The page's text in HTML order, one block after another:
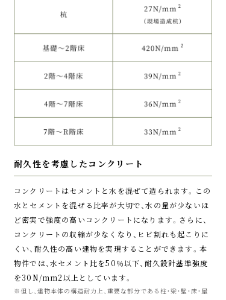
耐久性を考慮したコンクリート
コンクリートはセメントと水を混ぜて造られます。この
水とセメントを混ぜる比率が大切で、水の量が少ないほ
ど密実で強度の高いコンクリートになります。さらに、
コンクリートの収縮が少なくなり、ヒビ割れも起こりに
くい、耐久性の高い建物を実現することができます。本
物件では、水セメント比を50％以下、耐久設計基準強度
を30N/mm2以上としています。
※但し、建物本体の構造耐力上、重要な部分である柱・梁・壁・床・屋
もつサッシ（国土交通省認
定品）を使用しています。
況を確認し、警備会社から
消防等、関係機関への通報
を行います。
カラーモニターインターホン
(参考写真)
火災発生時の警報
火災を感知すると、リビン
ニターインターホンにて
音声警報音が、玄関子機で
は警報表示灯が点滅し報
知鳴動します。
漏電遮断器(参考写真)
漏電火災を防ぐ
漏電火災を防ぐために各
置しています。漏電が発
生した場合、ブレーカーが
落ちて漏電火災を防ぐ対
策をしています。
ハンズフリー機能
非常押しボタン
録音録画機能
参考写真
不審者の侵入を
抑制する防犯カメラ
敷地内やマンション内に
不審者が侵入するのを抑
制するために、共用部分に
防犯カメラを設置しまし
た。防犯カメラの映像は
レコーダーに一定期間録
画され、防犯性と安全性を
高めています。
玄関ドアの防犯性能
鍵に、ピッキング対策がさ
らに向上したハイセキュ
リティシリンダー錠を採
用するとともに、2重ロッ
ク式にすることで、より高
い防犯性を実現し、警備会
社と連動した防犯システ
ムも採用しています。ま
た、ドアスコープには金物
のフタを付けて外部から
のぞけないようになって
います。また、扉内側はス
イッチ式サムターンを採
用。‘サムターン回し’の不
正解錠に対処するために、